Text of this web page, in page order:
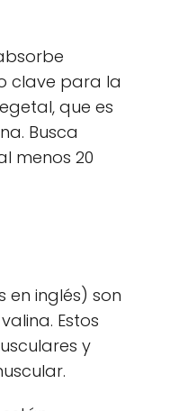
clave para la
que es
Busca
menos 20
en inglés) son
Estos
y